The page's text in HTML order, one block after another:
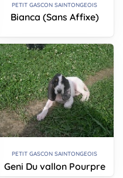
PETIT GASCON SAINTONGEOIS
Bianca (Sans Affixe)
PETIT GASCON SAINTONGEOIS
Geni Du vallon Pourpre